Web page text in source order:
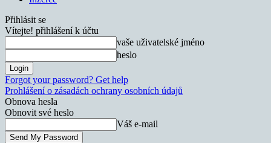
Přihlásit se
Vítejte! přihlášení k účtu
vaše uživatelské jméno
heslo
Forgot your password? Get help
Prohlášení o zásadách ochrany osobních údajů
Obnova hesla
Obnovit své heslo
Váš e-mail